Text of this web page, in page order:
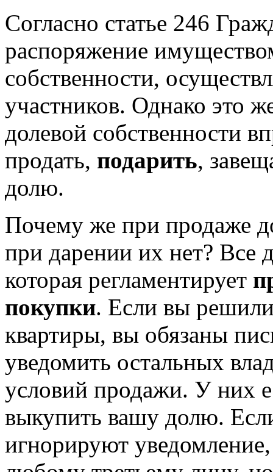
Согласно статье 246
распоряжение
собственности,
участников. Однако это
долевой собственности
продать, подарить,
долю.
Почему же при продаже
при дарении их нет? Все
которая регламентирует
покупки. Если вы
квартиры, вы обязаны
уведомить остальных
условий продажи. У них
выкупить вашу долю.
игнорируют